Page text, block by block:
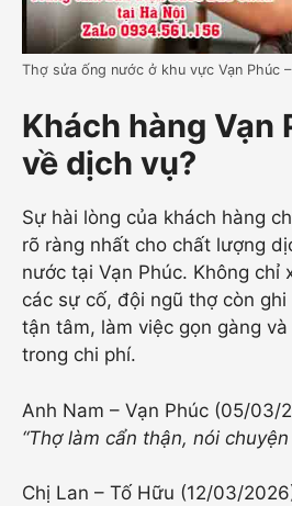
Thợ sửa ống nước ở khu vực Vạn Phúc
Khách hàng Vạn
về dịch vụ?
Sự hài lòng của khách hàng
rõ ràng nhất cho chất lượng
nước tại Vạn Phúc. Không chỉ
các sự cố, đội ngũ thợ còn
tận tâm, làm việc gọn gàng
trong chi phí.
Anh Nam – Vạn Phúc (05/03/
“Thợ làm cẩn thận, nói chuyện
Chị Lan – Tố Hữu (12/03/